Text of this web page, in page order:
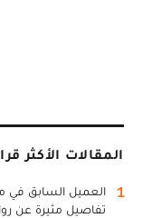
المقالات الأكثر
1
العميل السابق في
تفاصيل مثيرة عن